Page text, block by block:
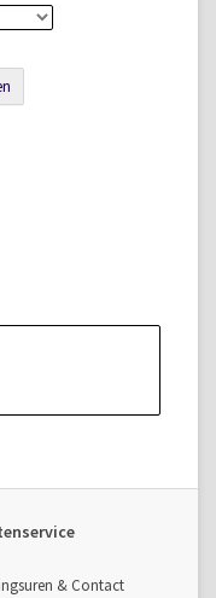
& Contact